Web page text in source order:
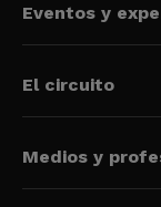
Eventos y
El circuito
Medios y